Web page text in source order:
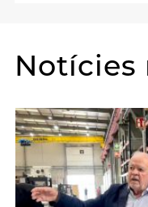
Notícies